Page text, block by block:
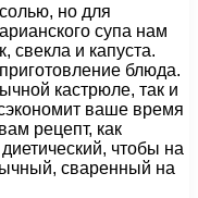
но для
супа нам
свекла и капуста.
блюда.
кастрюле, так и
ваше время
рецепт, как
чтобы на
сваренный на